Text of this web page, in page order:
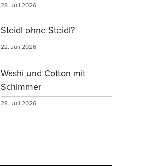
28. Juli 2026
Steidl ohne Steidl?
22. Juli 2026
Washi und Cotton mit
Schimmer
28. Juli 2026